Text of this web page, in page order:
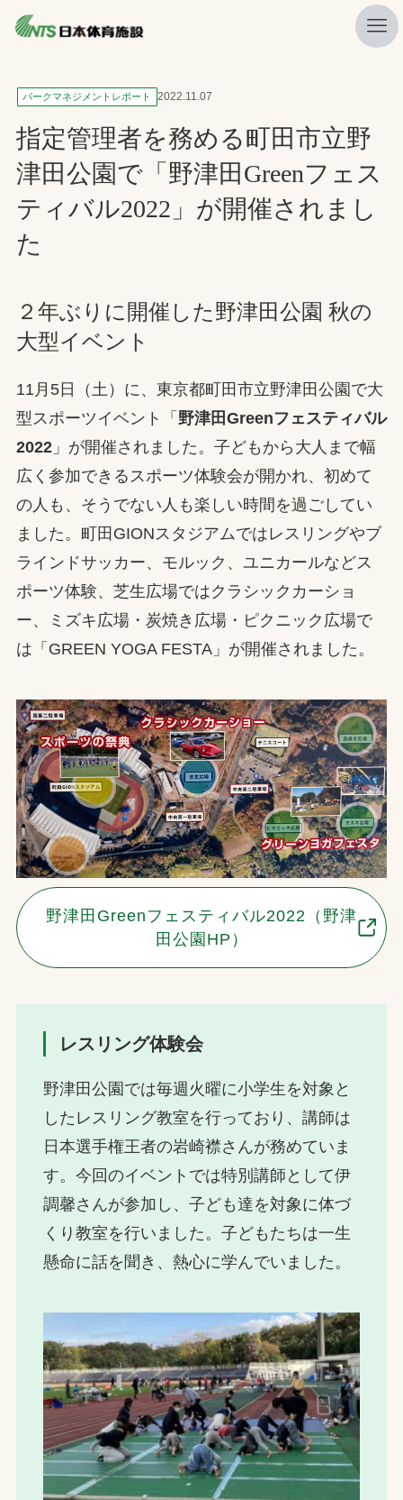
私たちの強み
ニュース
プレスリリース
レポート
製品・サービス一覧
会社概要
採用情報
検索
お取引先の皆様へ
ソーシャルメディアポリシー
InstagramFacebookYouTube
パークマネジメントレポート 2022.11.07
指定管理者を務める町田市立野
津田公園で「野津田Greenフェス
ティバル2022」が開催されまし
た
２年ぶりに開催した野津田公園 秋の
大型イベント
11月5日（土）に、東京都町田市立野津田公園で大
型スポーツイベント「 野津田Greenフェスティバル
2022」が開催されました。子どもから大人まで幅
広く参加できるスポーツ体験会が開かれ、初めて
の人も、そうでない人も楽しい時間を過ごしてい
ました。町田GIONスタジアムではレスリングやブ
ラインドサッカー、モルック、ユニカールなどス
ポーツ体験、芝生広場ではクラシックカーショ
ー、ミズキ広場・炭焼き広場・ピクニック広場で
は「GREEN YOGA FESTA」が開催されました。
野津田Greenフェスティバル2022（野津
田公園HP）
レスリング体験会
野津田公園では毎週火曜に小学生を対象と
したレスリング教室を行っており、講師は
日本選手権王者の岩崎襟さんが務めていま
す。今回のイベントでは特別講師として伊
調馨さんが参加し、子ども達を対象に体づ
くり教室を行いました。子どもたちは一生
懸命に話を聞き、熱心に学んでいました。